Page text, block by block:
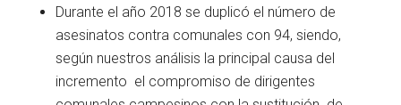
Durante el año 2018 se duplicó el número de
asesinatos contra comunales con 94, siendo,
según nuestros análisis la principal causa del
incremento el compromiso de dirigentes